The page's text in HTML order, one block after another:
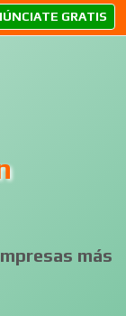
GRATIS
más